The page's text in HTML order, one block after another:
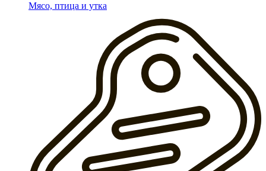
Мясо, птица и утка